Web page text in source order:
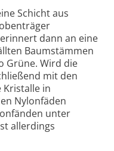
Schicht aus
dann an eine
Baumstämmen
Grüne. Wird die
mit den
Kristalle in
Nylonfäden
unter
allerdings